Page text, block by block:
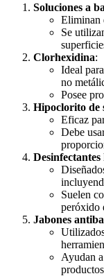
Soluciones a
Eliminan
Se
Clorhexidina:
Ideal
no
Posee
Hipoclorito de
Eficaz
Debe
Suelen
peróxido
Jabones
Ayudan